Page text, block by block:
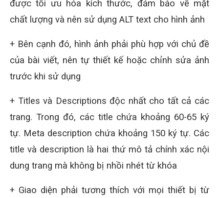
được tối ưu hóa kích thước, đảm bảo về mặt
chất lượng và nên sử dụng ALT text cho hình ảnh
+ Bên cạnh đó, hình ảnh phải phù hợp với chủ đề
của bài viết, nên tự thiết kế hoặc chỉnh sửa ảnh
trước khi sử dụng
+ Titles và Descriptions độc nhất cho tất cả các
trang. Trong đó, các title chứa khoảng 60-65 ký
tự. Meta description chứa khoảng 150 ký tự. Các
title và description là hai thứ mô tả chính xác nội
dung trang mà không bị nhồi nhét từ khóa
+ Giao diện phải tương thích với mọi thiết bị từ